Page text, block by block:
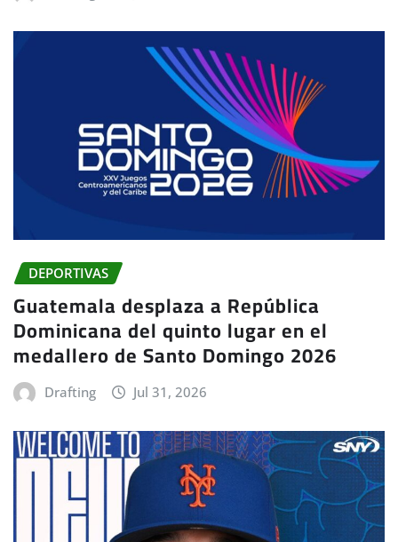
DEPORTIVAS
Guatemala desplaza a República
Dominicana del quinto lugar en el
medallero de Santo Domingo 2026
Drafting Jul 31, 2026